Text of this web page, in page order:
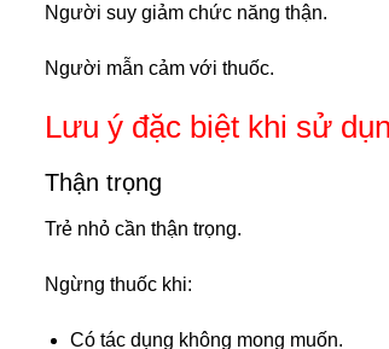
Người suy giảm chức năng thận.
Người mẫn cảm với thuốc.
Lưu ý đặc biệt khi sử
Thận trọng
Trẻ nhỏ cần thận trọng.
Ngừng thuốc khi:
Có tác dụng không mong muốn.